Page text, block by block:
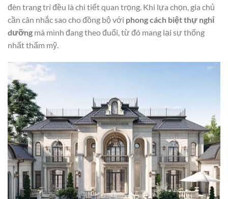
đèn trang trí đều là chi tiết quan trọng. Khi lựa chọn, gia chủ
cần cân nhắc sao cho đồng bộ với phong cách biệt thự nghỉ
dưỡng mà mình đang theo đuổi, từ đó mang lại sự thống
nhất thẩm mỹ.